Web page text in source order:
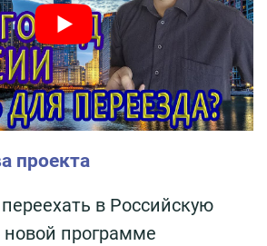
проекта
в Российскую
программе